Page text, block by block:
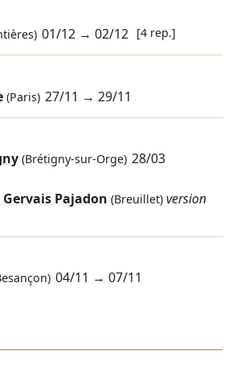
01/12 →02/12 [4 rep.]
(Paris) 27/11 →29/11
(Brétigny-sur-Orge) 28/03
Pajadon (Breuillet) version
04/11 →07/11